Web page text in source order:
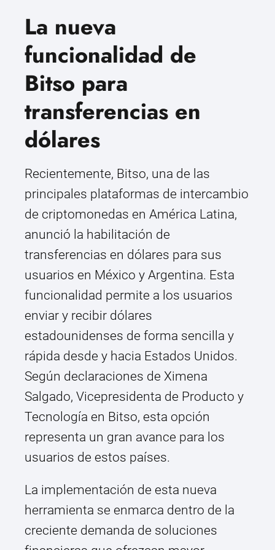
La nueva
funcionalidad de
Bitso para
transferencias en
dólares
Recientemente, Bitso, una de las
principales plataformas de intercambio
de criptomonedas en América Latina,
anunció la habilitación de
transferencias en dólares para sus
usuarios en México y Argentina. Esta
funcionalidad permite a los usuarios
enviar y recibir dólares
estadounidenses de forma sencilla y
rápida desde y hacia Estados Unidos.
Según declaraciones de Ximena
Salgado, Vicepresidenta de Producto y
Tecnología en Bitso, esta opción
representa un gran avance para los
usuarios de estos países.
La implementación de esta nueva
herramienta se enmarca dentro de la
creciente demanda de soluciones